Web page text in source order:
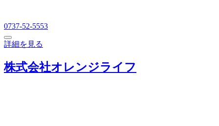
0737-52-5553
詳細を見る
株式会社オレンジライフ